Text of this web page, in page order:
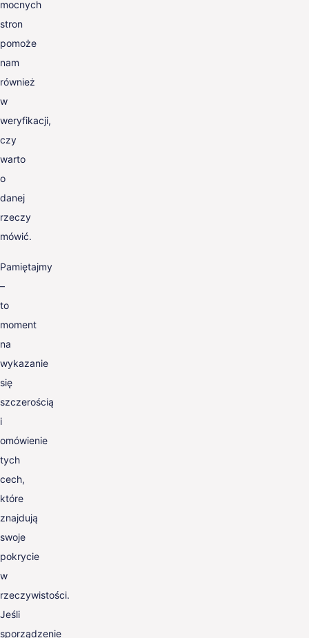
mocnych
stron
pomoże
nam
również
w
weryfikacji,
czy
warto
o
danej
rzeczy
mówić.
Pamiętajmy
–
to
moment
na
wykazanie
się
szczerością
i
omówienie
tych
cech,
które
znajdują
swoje
pokrycie
w
rzeczywistości.
Jeśli
sporządzenie